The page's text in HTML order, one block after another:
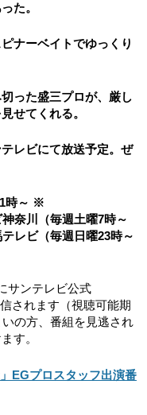
た。
ナーベイトでゆっくり
った盛三プロが、 厳し
せてくれる。
レビにて放送予定。ぜ
時～ ※
奈川（毎週土曜7時～
レビ（毎週日曜23時～
サンテレビ公式
されます（視聴可能期
の方、番組を見逃され
す。
EGプロスタッフ出演番